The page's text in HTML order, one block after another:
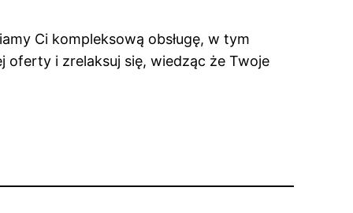
Ci kompleksową obsługę, w tym
oferty i zrelaksuj się, wiedząc że Twoje